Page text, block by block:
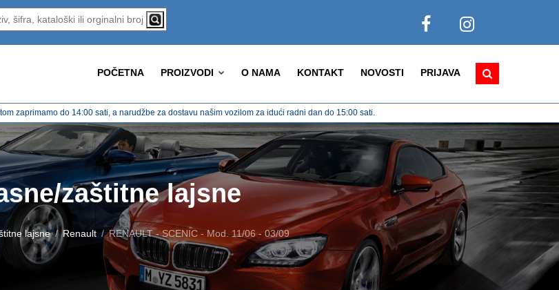
POČETNA PROIZVODI O NAMA KONTAKT NOVOSTI PRIJAVA
zaprimamo do 14:00 sati, a narudžbe za dostavu našim vozilom za idući radni dan do 15:00 sati.
zaštitne lajsne
lajsne Renault RENAULT - SCENIC - Mod. 11/06 - 03/09